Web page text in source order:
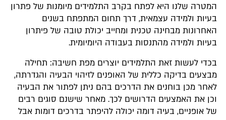
המטרה שלנו היא לפתח בקרב התלמידים מיומנות של פתרון
בעיות ולמידה עצמאית, דרך תחום המתפתח בשנים
האחרונות מבחינה טכנית ומחייב יכולת טובה של פיתרון
בעיות ולמידה מהתנסות בעבודה היומיומית.
בכדי לעשות זאת התלמידים יוצרים מפת חשיבה: תחילה
מבצעים בדיקה כללית של האופנים לזיהוי הבעיה והגדרתה,
לאחר מכן בוחנים את הדרכים בהם ניתן לפתור את הבעיה
וכן את האמצעים הדרושים לכך. מאחר שישנם סוגים רבים
של אופניים, בעיה דומה יכולה להיפתר בדרכים דומות אבל